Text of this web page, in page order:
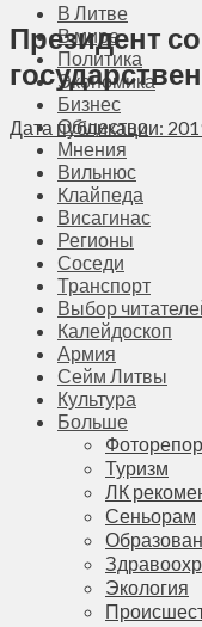
В Литве
В мире
Политика
Экономика
Бизнес
Общество
Мнения
Вильнюс
Клайпеда
Висагинас
Регионы
Соседи
Транспорт
Выбор
Калейдоскоп
Армия
Сейм Литвы
Культура
Больше
Туризм
ЛК
Сеньорам
Экология
Президент
Дата публикации: